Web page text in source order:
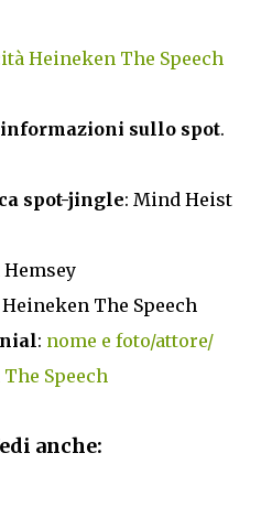
Heineken The Speech
informazioni sullo spot.
spot-jingle: Mind Heist
Hemsey
Heineken The Speech
: nome e foto/attore/
Speech
anche: